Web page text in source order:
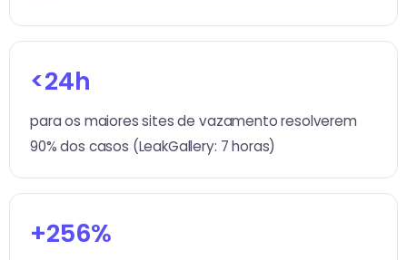
<24h
para os maiores sites de vazamento resolverem
90% dos casos (LeakGallery: 7 horas)
+256%